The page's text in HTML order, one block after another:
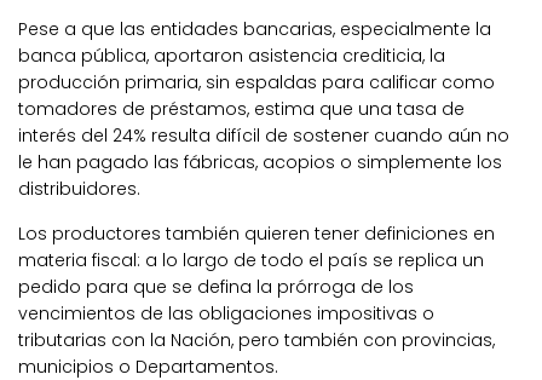
Pese a que las entidades bancarias, especialmente la
banca pública, aportaron asistencia crediticia, la
producción primaria, sin espaldas para calificar como
tomadores de préstamos, estima que una tasa de
interés del 24% resulta difícil de sostener cuando aún no
le han pagado las fábricas, acopios o simplemente los
distribuidores.
Los productores también quieren tener definiciones en
materia fiscal: a lo largo de todo el país se replica un
pedido para que se defina la prórroga de los
vencimientos de las obligaciones impositivas o
tributarias con la Nación, pero también con provincias,
municipios o Departamentos.